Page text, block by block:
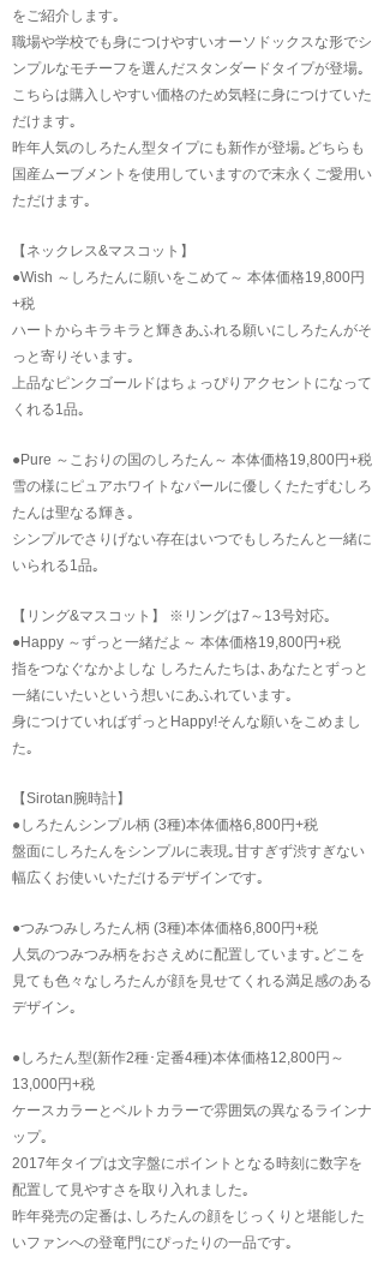
をご紹介します｡
職場や学校でも身につけやすいオーソドックスな形でシ
ンプルなモチーフを選んだスタンダードタイプが登場｡
こちらは購入しやすい価格のため気軽に身につけていた
だけます｡
昨年人気のしろたん型タイプにも新作が登場｡どちらも
国産ムーブメントを使用していますので末永くご愛用い
ただけます｡
【ネックレス&マスコット】
●Wish ～しろたんに願いをこめて～ 本体価格19,800円
+税
ハートからキラキラと輝きあふれる願いにしろたんがそ
っと寄りそいます｡
上品なピンクゴールドはちょっぴりアクセントになって
くれる1品｡
●Pure ～こおりの国のしろたん～ 本体価格19,800円+税
雪の様にピュアホワイトなパールに優しくたたずむしろ
たんは聖なる輝き｡
シンプルでさりげない存在はいつでもしろたんと一緒に
いられる1品｡
【リング&マスコット】 ※リングは7～13号対応｡
●Happy ～ずっと一緒だよ～ 本体価格19,800円+税
指をつなぐなかよしな しろたんたちは､あなたとずっと
一緒にいたいという想いにあふれています｡
身につけていればずっとHappy!そんな願いをこめまし
た｡
【Sirotan腕時計】
●しろたんシンプル柄 (3種)本体価格6,800円+税
盤面にしろたんをシンプルに表現｡甘すぎず渋すぎない
幅広くお使いいただけるデザインです｡
●つみつみしろたん柄 (3種)本体価格6,800円+税
人気のつみつみ柄をおさえめに配置しています｡どこを
見ても色々なしろたんが顔を見せてくれる満足感のある
デザイン｡
●しろたん型(新作2種･定番4種)本体価格12,800円～
13,000円+税
ケースカラーとベルトカラーで雰囲気の異なるラインナ
ップ｡
2017年タイプは文字盤にポイントとなる時刻に数字を
配置して見やすさを取り入れました｡
昨年発売の定番は､しろたんの顔をじっくりと堪能した
いファンへの登竜門にぴったりの一品です｡